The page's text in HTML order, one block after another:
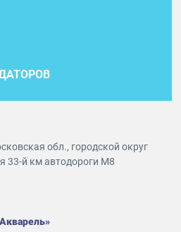
обл., городской округ
33-й км автодороги М8